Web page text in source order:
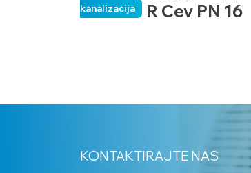
R Cev PN 16
kanalizacija
KONTAKTIRAJTE NAS